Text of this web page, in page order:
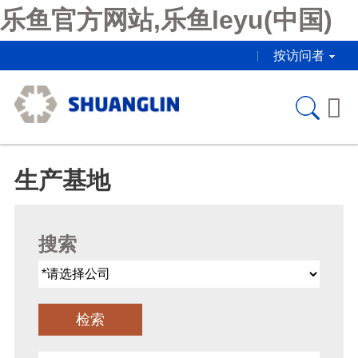
乐鱼官方网站,乐鱼leyu(中国)
按访问者

生产基地
搜索
检索